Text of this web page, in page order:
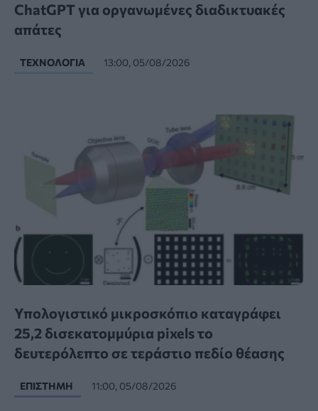
ChatGPT για οργανωμένες διαδικτυακές
απάτες
ΤΕΧΝΟΛΟΓΊΑ 13:00, 05/08/2026
Υπολογιστικό μικροσκόπιο καταγράφει
25,2 δισεκατομμύρια pixels το
δευτερόλεπτο σε τεράστιο πεδίο θέασης
ΕΠΙΣΤΉΜΗ 11:00, 05/08/2026